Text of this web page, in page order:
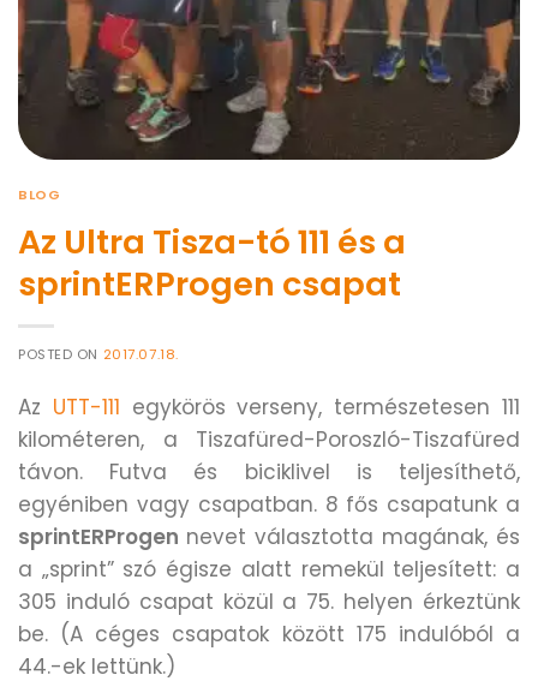
BLOG
Az Ultra Tisza-tó 111 és a
sprintERProgen csapat
POSTED ON 2017.07.18.
Az UTT-111 egykörös verseny, természetesen 111
kilométeren, a Tiszafüred-Poroszló-Tiszafüred
távon. Futva és biciklivel is teljesíthető,
egyéniben vagy csapatban. 8 fős csapatunk a
sprintERProgen nevet választotta magának, és
a „sprint” szó égisze alatt remekül teljesített: a
305 induló csapat közül a 75. helyen érkeztünk
be. (A céges csapatok között 175 indulóból a
44.-ek lettünk.)